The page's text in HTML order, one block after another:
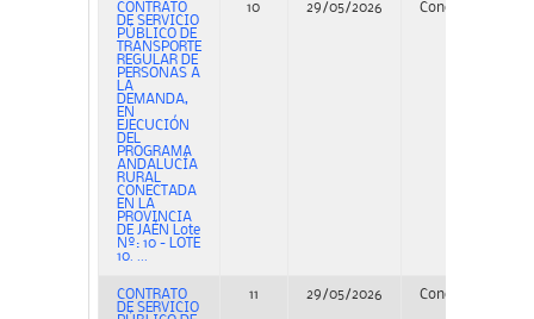
CONTRATO
DE SERVICIO
PÚBLICO DE
TRANSPORTE
REGULAR DE
PERSONAS A
LA
DEMANDA,
EN
EJECUCIÓN
DEL
PROGRAMA
ANDALUCÍA
RURAL
CONECTADA
EN LA
PROVINCIA
DE JAÉN Lote
Nº: 10 - LOTE
10. ...
10 29/05/2026 Concurso
CONTRATO
DE SERVICIO
11 29/05/2026 Concurso